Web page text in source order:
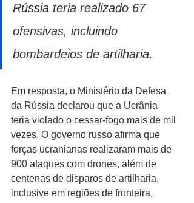
Rússia teria realizado 67
ofensivas, incluindo
bombardeios de artilharia.
Em resposta, o Ministério da Defesa
da Rússia declarou que a Ucrânia
teria violado o cessar-fogo mais de mil
vezes. O governo russo afirma que
forças ucranianas realizaram mais de
900 ataques com drones, além de
centenas de disparos de artilharia,
inclusive em regiões de fronteira,